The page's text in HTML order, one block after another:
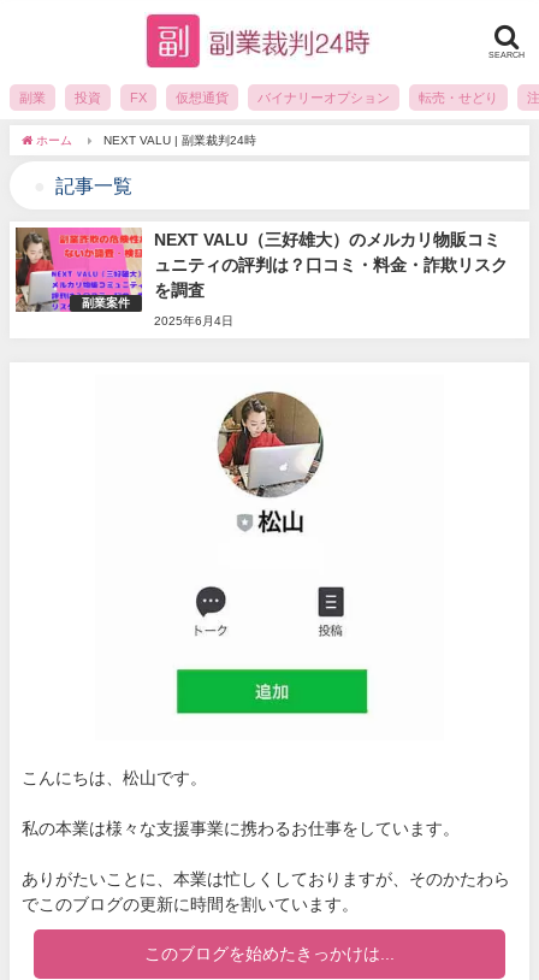
SEARCH
副業 投資 FX 仮想通貨 バイナリーオプション 転売・せどり
ホーム NEXT VALU | 副業裁判24時
記事一覧
副業案件
NEXT VALU（三好雄大）のメルカリ物販コミ
ュニティの評判は？口コミ・料金・詐欺リスク
を調査
2025年6月4日
こんにちは、松山です。
私の本業は様々な支援事業に携わるお仕事をしています。
ありがたいことに、本業は忙しくしておりますが、そのかたわら
でこのブログの更新に時間を割いています。
このブログを始めたきっかけは...